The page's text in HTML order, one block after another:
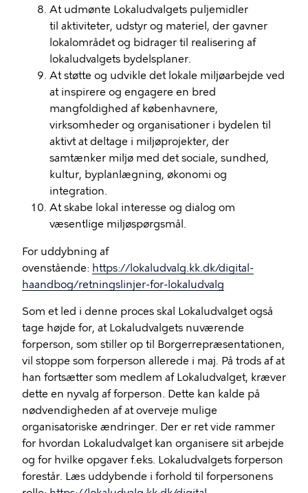
At udmønte Lokaludvalgets puljemidler
til aktiviteter, udstyr og materiel, der gavner
lokalområdet og bidrager til realisering af
lokaludvalgets bydelsplaner.
At støtte og udvikle det lokale miljøarbejde ved
at inspirere og engagere en bred
mangfoldighed af københavnere,
virksomheder og organisationer i bydelen til
aktivt at deltage i miljøprojekter, der
samtænker miljø med det sociale, sundhed,
kultur, byplanlægning, økonomi og
integration.
At skabe lokal interesse og dialog om
væsentlige miljøspørgsmål.
For uddybning af
ovenstående: https://lokaludvalg.kk.dk/digital-
haandbog/retningslinjer-for-lokaludvalg
Som et led i denne proces skal Lokaludvalget også
tage højde for, at Lokaludvalgets nuværende
forperson, som stiller op til Borgerrepræsentationen,
vil stoppe som forperson allerede i maj. På trods af at
han fortsætter som medlem af Lokaludvalget, kræver
dette en nyvalg af forperson. Dette kan kalde på
nødvendigheden af at overveje mulige
organisatoriske ændringer. Der er ret vide rammer
for hvordan Lokaludvalget kan organisere sit arbejde
og for hvilke opgaver f.eks. Lokaludvalgets forperson
forestår. Læs uddybende i forhold til forpersonens